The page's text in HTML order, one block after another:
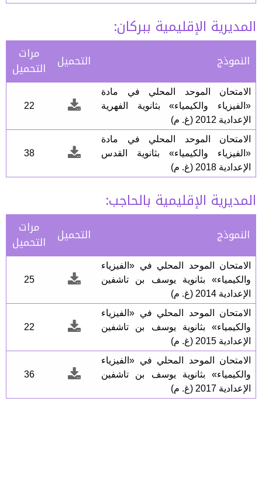
المديرية الإقليمية ببركان:
النموذج التحميل مرات
التحميل
الامتحان الموحد المحلي في مادة
«الفيزياء والكيمياء» بثانوية الفهرية
الإعدادية 2012 (غ. م)
22
الامتحان الموحد المحلي في مادة
«الفيزياء والكيمياء» بثانوية القدس
الإعدادية 2018 (غ. م)
38
المديرية الإقليمية بالحاجب:
النموذج التحميل مرات
التحميل
الامتحان الموحد المحلي في «الفيزياء
والكيمياء» بثانوية يوسف بن تاشفين
الإعدادية 2014 (غ. م)
25
الامتحان الموحد المحلي في «الفيزياء
والكيمياء» بثانوية يوسف بن تاشفين
الإعدادية 2015 (غ. م)
22
الامتحان الموحد المحلي في «الفيزياء
والكيمياء» بثانوية يوسف بن تاشفين
الإعدادية 2017 (غ. م)
36